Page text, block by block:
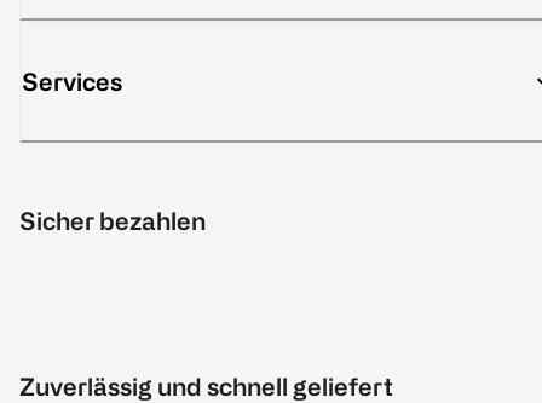
Services
Sicher bezahlen
Zuverlässig und schnell geliefert